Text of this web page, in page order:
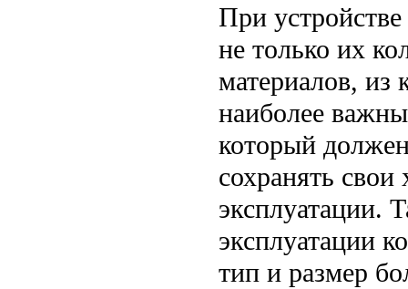
При
не только их
материалов, из
наиболее
который
сохранять свои
эксплуатации.
эксплуатации
тип и размер